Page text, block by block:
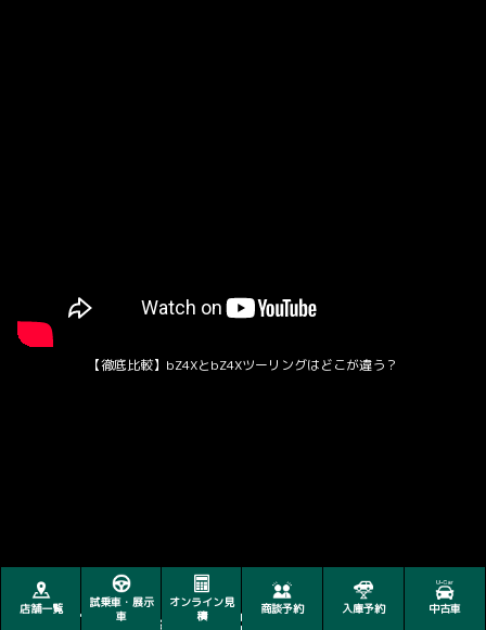
【徹底比較】bZ4XとbZ4Xツーリングはどこが違う？
店舗一覧
試乗車・展示
車
オンライン見
積
商談予約 入庫予約 中古車